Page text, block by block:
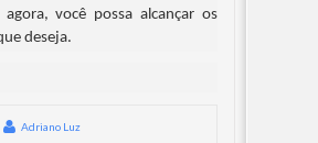
você possa alcançar os
deseja.
Adriano Luz